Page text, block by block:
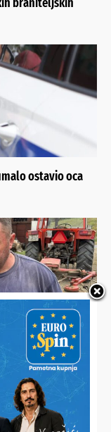
ostavio oca
EURA ŠTETE, A
bez